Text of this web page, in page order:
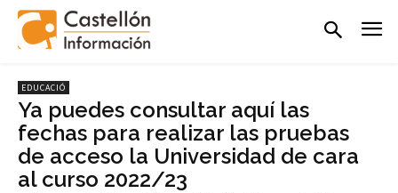
EDUCACIÓ
Ya puedes consultar aquí las
fechas para realizar las pruebas
de acceso la Universidad de cara
al curso 2022/23